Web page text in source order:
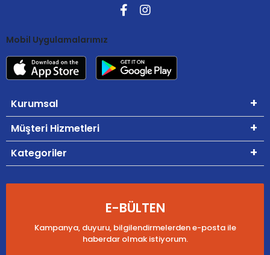
Mobil Uygulamalarımız
Kurumsal
Müşteri Hizmetleri
Kategoriler
E-BÜLTEN
Kampanya, duyuru, bilgilendirmelerden e-posta ile
haberdar olmak istiyorum.